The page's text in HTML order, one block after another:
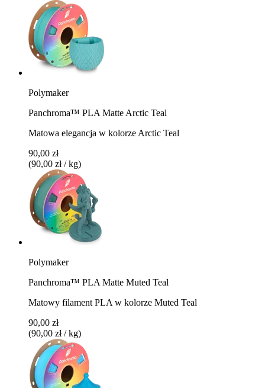
Polymaker
Panchroma™ PLA Matte Arctic Teal
Matowa elegancja w kolorze Arctic Teal
90,00 zł
(90,00 zł / kg)
Polymaker
Panchroma™ PLA Matte Muted Teal
Matowy filament PLA w kolorze Muted Teal
90,00 zł
(90,00 zł / kg)